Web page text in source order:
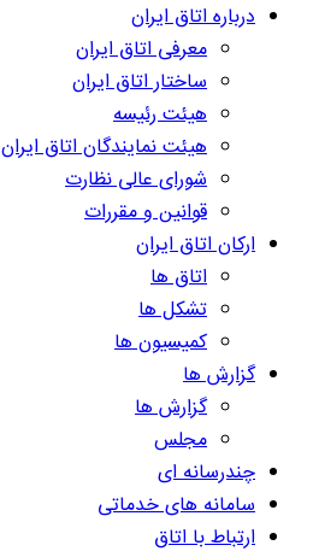
درباره اتاق ایران
معرفی اتاق ایران
ساختار اتاق ایران
هیئت رئیسه
هیئت نمایندگان اتاق ایران
شورای عالی نظارت
قوانین و مقررات
ارکان اتاق ایران
اتاق ها
تشکل ها
کمیسیون ها
گزارش ها
گزارش ها
مجلس
چندرسانه ای
سامانه های خدماتی
ارتباط با اتاق